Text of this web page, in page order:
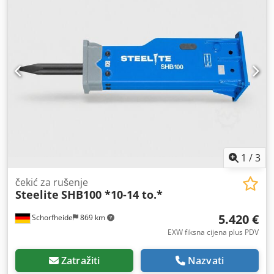
1 /3
Schorfheide 869 km
čekić za rušenje
Steelite SHB100 *10-14 to.*
5.420 €
EXW fiksna cijena plus PDV
Zatražiti Nazvati